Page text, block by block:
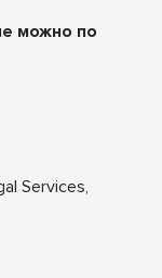
можно по
Services,